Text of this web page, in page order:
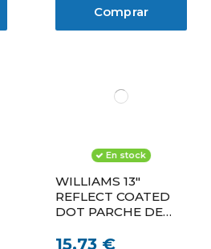
Comprar
En stock
WILLIAMS 13"
REFLECT COATED
DOT PARCHE DE
15,73 €